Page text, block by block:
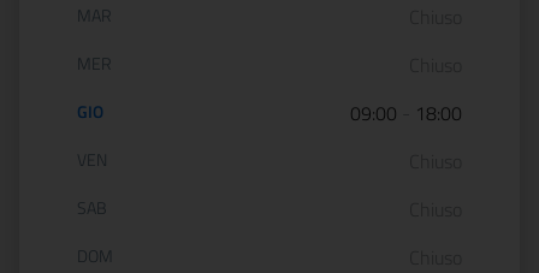
MAR
MER
GIO 09:00 18:00
VEN
SAB
DOM